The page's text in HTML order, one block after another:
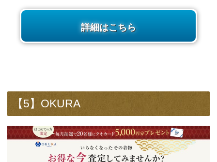
詳細はこちら
【5】OKURA